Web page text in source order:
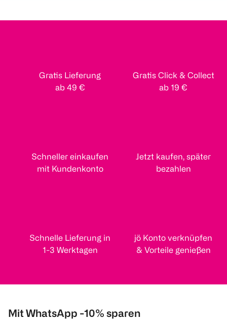
Gratis Lieferung
ab 49 €
Gratis Click & Collect
ab 19 €
Schneller einkaufen
mit Kundenkonto
Jetzt kaufen, später
bezahlen
Schnelle Lieferung in
1-3 Werktagen
jö Konto verknüpfen
& Vorteile genießen
Mit WhatsApp -10% sparen